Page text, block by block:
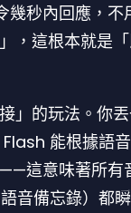
秒內回應，不
，這根本就是
」的玩法。你
能根據語
這意味著所有
音備忘錄）都